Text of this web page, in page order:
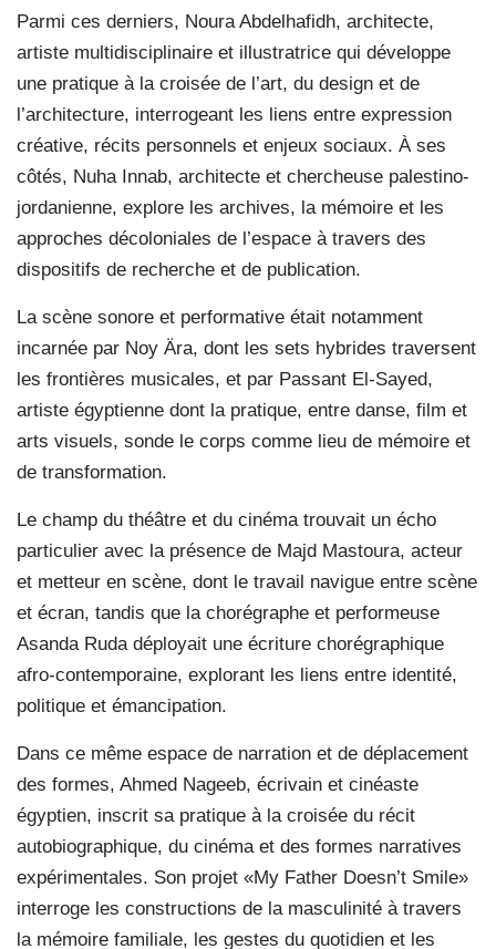
Parmi ces derniers, Noura Abdelhafidh, architecte,
artiste multidisciplinaire et illustratrice qui développe
une pratique à la croisée de l’art, du design et de
l’architecture, interrogeant les liens entre expression
créative, récits personnels et enjeux sociaux. À ses
côtés, Nuha Innab, architecte et chercheuse palestino-
jordanienne, explore les archives, la mémoire et les
approches décoloniales de l’espace à travers des
dispositifs de recherche et de publication.
La scène sonore et performative était notamment
incarnée par Noy Ära, dont les sets hybrides traversent
les frontières musicales, et par Passant El-Sayed,
artiste égyptienne dont la pratique, entre danse, film et
arts visuels, sonde le corps comme lieu de mémoire et
de transformation.
Le champ du théâtre et du cinéma trouvait un écho
particulier avec la présence de Majd Mastoura, acteur
et metteur en scène, dont le travail navigue entre scène
et écran, tandis que la chorégraphe et performeuse
Asanda Ruda déployait une écriture chorégraphique
afro-contemporaine, explorant les liens entre identité,
politique et émancipation.
Dans ce même espace de narration et de déplacement
des formes, Ahmed Nageeb, écrivain et cinéaste
égyptien, inscrit sa pratique à la croisée du récit
autobiographique, du cinéma et des formes narratives
expérimentales. Son projet «My Father Doesn’t Smile»
interroge les constructions de la masculinité à travers
la mémoire familiale, les gestes du quotidien et les